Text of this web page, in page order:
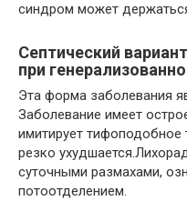
синдром может
Септический
при
Эта форма заболевания
Заболевание имеет
имитирует тифоподобное
резко
суточными размахами,
потоотделением.